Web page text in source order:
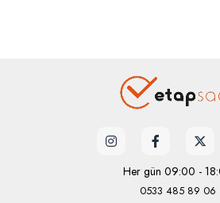
Her gün 09:00 -
0533 485 89 06